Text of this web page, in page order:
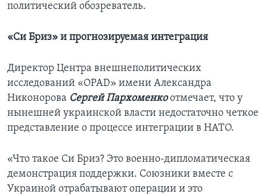
политический обозреватель.
«Си Бриз» и прогнозируемая интеграция
Директор Центра внешнеполитических
исследований «OPAD» имени Александра
Никонорова Сергей Пархоменкоотмечает, что у
нынешней украинской власти недостаточно четкое
представление о процессе интеграции в НАТО.
«Что такое Си Бриз? Это военно-дипломатическая
демонстрация поддержки. Союзники вместе с
Украиной отрабатывают операции и это